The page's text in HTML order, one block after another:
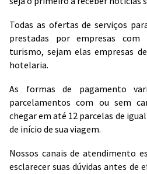
Todas as ofertas de serviços
prestadas por empresas com
turismo, sejam elas empresas
hotelaria.
As formas de pagamento
parcelamentos com ou sem
chegar em até 12 parcelas de
de início de sua viagem.
Nossos canais de atendimento
esclarecer suas dúvidas antes de